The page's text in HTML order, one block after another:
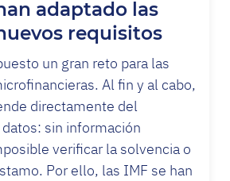
adaptado las
requisitos
un gran reto para las
Al fin y al cabo,
directamente del
sin información
verificar la solvencia o
Por ello, las IMF se han